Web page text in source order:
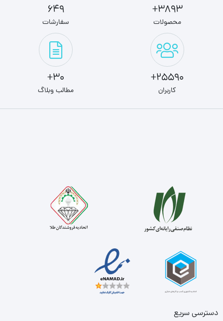
3893+
محصولات
649
سفارشات
25590+
کاربران
30+
مطالب وبلاگ
دسترسی سریع